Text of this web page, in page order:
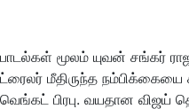
பாடல்கள் மூலம் யுவன் சங்கர்
ட்ரைலர் மீதிருந்த நம்பிக்கையை
வெங்கட் பிரபு. வயதான